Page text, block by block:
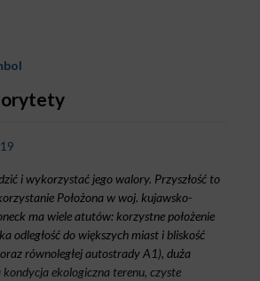
i wykorzystać jego walory. Przyszłość to
Położona w woj. kujawsko-
ma wiele atutów: korzystne położenie
odległość do większych miast i bliskość
równoległej autostrady A1), duża
ekologiczna terenu, czyste